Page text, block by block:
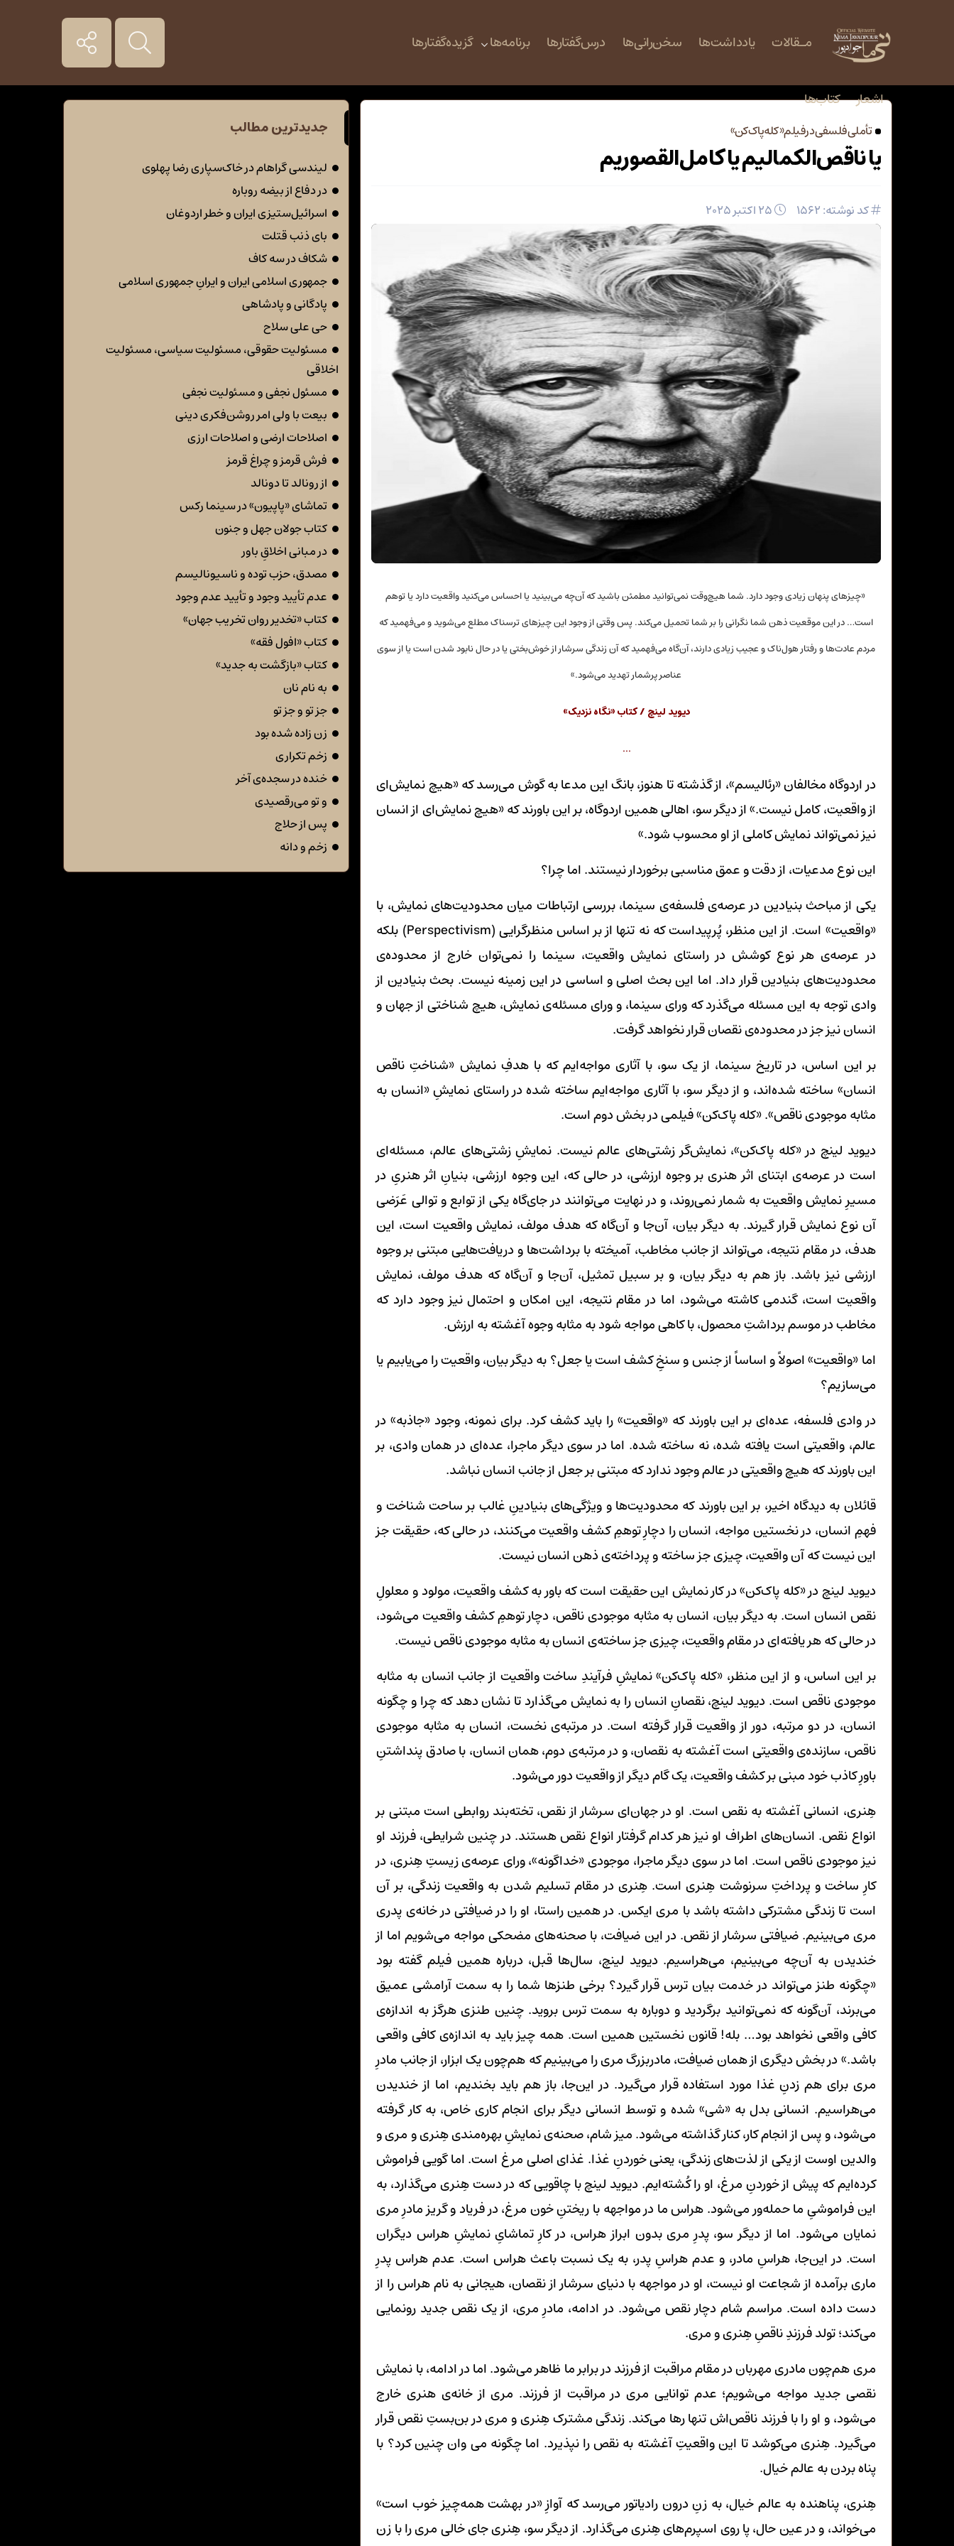
مـقالات یادداشت‌ها ‌سخن‌رانی‌ها درس‌گفتارها برنامه‌ها گزیده‌گفتارها
اشعار کتاب‌ها
تأملی فلسفی در فیلم «کله پاک‌کن»
یا ناقص‌الکمالیم یا کامل‌القصوریم
کد نوشته: 1562
«چیزهای پنهان زیادی وجود دارد. شما هیچ‌وقت نمی‌توانید مطمئن باشید که آن‌چه می‌بینید یا احساس می‌کنید واقعیت دارد یا توهم
است… در این موقعیت ذهن شما نگرانی را بر شما تحمیل می‌کند. پس وقتی از وجود این چیزهای ترسناک مطلع می‌شوید و می‌فهمید که
مردم عادت‌ها و رفتار هول‌ناک و عجیب زیادی دارند، آن‌گاه می‌فهمید که آن زندگی سرشار از خوش‌بختی یا در حال نابود شدن است یا از سوی
عناصر پرشمار تهدید می‌شود.»
دیوید لینچ / کتاب «نگاه نزدیک»
…
در اردوگاه مخالفان «رئالیسم»، از گذشته تا هنوز، بانگ این مدعا به گوش می‌رسد که «هیچ نمایش‌ای
از واقعیت، کامل نیست.» از دیگر سو، اهالی همین اردوگاه، بر این باورند که «هیچ نمایش‌ای از انسان
نیز نمی‌تواند نمایش کاملی از او محسوب شود.»
این نوع مدعیات، از دقت و عمق مناسبی برخوردار نیستند. اما چرا؟
یکی از مباحث بنیادین در عرصه‌ی فلسفه‌ی سینما، بررسی ارتباطات میان محدودیت‌های نمایش، با
«واقعیت» است. از این منظر، پُرپیداست که نه تنها از بر اساس منظرگرایی (Perspectivism) بلکه
در عرصه‌ی هر نوع کوشش در راستای نمایش واقعیت، سینما را نمی‌توان خارج از محدوده‌ی
محدودیت‌های بنیادین قرار داد. اما این بحث اصلی و اساسی در این زمینه نیست. بحث بنیادین از
وادی توجه به این مسئله می‌گذرد که ورای سینما، و ورای مسئله‌ی نمایش، هیچ شناختی از جهان و
انسان نیز جز در محدوده‌ی نقصان قرار نخواهد گرفت.
بر این اساس، در تاریخ سینما، از یک سو، با آثاری مواجه‌ایم که با هدفِ نمایش «شناختِ ناقص
انسان» ساخته شده‌اند، و از دیگر سو، با آثاری مواجه‌ایم ساخته شده در راستای نمایشِ «انسان به
مثابه موجودی ناقص». «کله پاک‌کن» فیلمی در بخش دوم است.
دیوید لینچ در «کله پاک‌کن»، نمایش‌گر زشتی‌های عالم نیست. نمایشِ زشتی‌های عالم، مسئله‌ای
است در عرصه‌ی ابتنای اثر هنری بر وجوه ارزشی، در حالی که، این وجوه ارزشی، بنیانِ اثر هنریِ در
مسیرِ نمایش واقعیت به شمار نمی‌روند، و در نهایت می‌توانند در جای‌گاه یکی از توابع و توالی عَرَضی
آن نوع نمایش قرار گیرند. به دیگر بیان، آن‌جا و آن‌گاه که هدف مولف، نمایش واقعیت است، این
هدف، در مقام نتیجه، می‌تواند از جانب مخاطب، آمیخته با برداشت‌ها و دریافت‌هایی مبتنی بر وجوه
ارزشی نیز باشد. باز هم به دیگر بیان، و بر سبیل تمثیل، آن‌جا و آن‌گاه که هدف مولف، نمایش
واقعیت است، گندمی کاشته می‌شود، اما در مقام نتیجه، این امکان و احتمال نیز وجود دارد که
مخاطب در موسم برداشتِ محصول، با کاهی مواجه شود به مثابه وجوه آغشته به ارزش.
اما «واقعیت» اصولاً و اساساً از جنس و سنخِ کشف است یا جعل؟ به دیگر بیان، واقعیت را می‌یابیم یا
می‌سازیم؟
در وادی فلسفه، عده‌ای بر این باورند که «واقعیت» را باید کشف کرد. برای نمونه، وجود «جاذبه» در
عالم، واقعیتی است یافته شده، نه ساخته شده. اما در سوی دیگر ماجرا، عده‌ای در همان وادی، بر
این باورند که هیچ واقعیتی در عالم وجود ندارد که مبتنی بر جعل از جانب انسان نباشد.
قائلان به دیدگاه اخیر، بر این باورند که محدودیت‌ها و ویژگی‌های بنیادینِ غالب بر ساحت شناخت و
فهمِ انسان، در نخستین مواجه، انسان را دچارِ توهمِ کشف واقعیت می‌کنند، در حالی که، حقیقت جز
این نیست که آن واقعیت، چیزی جز ساخته و پرداخته‌ی ذهن انسان نیست.
دیوید لینچ در «کله پاک‌کن» در کار نمایش این حقیقت است که باور به کشف واقعیت، مولود و معلولِ
نقص انسان است. به دیگر بیان، انسان به مثابه موجودی ناقص، دچار توهمِ کشف واقعیت می‌شود،
در حالی که هر یافته‌ای در مقام واقعیت، چیزی جز ساخته‌ی انسان به مثابه موجودی ناقص نیست.
بر این اساس، و از این منظر، «کله پاک‌کن» نمایشِ فرآیندِ ساخت واقعیت از جانب انسان به مثابه
موجودی ناقص است. دیوید لینچ، نقصانِ انسان را به نمایش می‌گذارد تا نشان دهد که چرا و چگونه
انسان، در دو مرتبه، دور از واقعیت قرار گرفته است. در مرتبه‌ی نخست، انسان به مثابه موجودی
ناقص، سازنده‌ی واقعیتی است آغشته به نقصان، و در مرتبه‌ی دوم، همان انسان، با صادق پنداشتنِ
باورِ کاذب خود مبنی بر کشف واقعیت، یک گام دیگر از واقعیت دور می‌شود.
هِنری، انسانی آغشته به نقص است. او در جهان‌ای سرشار از نقص، تخته‌بند روابطی است مبتنی بر
انواع نقص. انسان‌های اطراف او نیز هر کدام گرفتار انواع نقص هستند. در چنین شرایطی، فرزند او
نیز موجودی ناقص است. اما در سوی دیگر ماجرا، موجودی «خداگونه»، ورای عرصه‌ی زیستِ هِنری، در
کارِ ساخت و پرداختِ سرنوشت هِنری است. هِنری در مقام تسلیم شدن به واقعیت زندگی، بر آن
است تا زندگی مشترکی داشته باشد با مری ایکس. در همین راستا، او را در ضیافتی در خانه‌ی پدری
مری می‌بینیم. ضیافتی سرشار از نقص. در این ضیافت، با صحنه‌های مضحکی مواجه می‌شویم اما از
خندیدن به آن‌چه می‌بینیم، می‌هراسیم. دیوید لینچ، سال‌ها قبل، درباره همین فیلم گفته بود
«چگونه طنز می‌تواند در خدمت بیان ترس قرار گیرد؟ برخی طنزها شما را به سمت آرامشی عمیق
می‌برند، آن‌گونه که نمی‌توانید برگردید و دوباره به سمت ترس بروید. چنین طنزی هرگز به اندازه‌ی
کافی واقعی نخواهد بود… بله! قانون نخستین همین است. همه چیز باید به اندازه‌ی کافی واقعی
باشد.» در بخش دیگری از همان ضیافت، مادربزرگ مری را می‌بینیم که هم‌چون یک ابزار، از جانب مادرِ
مری برای هم زدنِ غذا مورد استفاده قرار می‌گیرد. در این‌جا، باز هم باید بخندیم، اما از خندیدن
می‌هراسیم. انسانی بدل به «شی» شده و توسط انسانی دیگر برای انجام کاری خاص، به کار گرفته
می‌شود، و پس از انجام کار، کنار گذاشته می‌شود. میز شام، صحنه‌ی نمایشِ بهره‌مندی هِنری و مری و
والدین اوست از یکی از لذت‌های زندگی، یعنی خوردنِ غذا. غذای اصلی مرغ است. اما گویی فراموش
کرده‌ایم که پیش از خوردنِ مرغ، او را کُشته‌ایم. دیوید لینچ با چاقویی که در دست هِنری می‌گذارد، به
این فراموشیِ ما حمله‌ور می‌شود. هراس ما در مواجهه با ریختنِ خون مرغ، در فریاد و گریز مادرِ مری
نمایان می‌شود. اما از دیگر سو، پدرِ مری بدون ابراز هراس، در کارِ تماشایِ نمایشِ هراس دیگران
است. در این‌جا، هراسِ مادر، و عدم هراسِ پدر، به یک نسبت باعث هراس است. عدم هراس پدرِ
ماری برآمده از شجاعت او نیست، او در مواجهه با دنیای سرشار از نقصان، هیجانی به نام هراس را از
دست داده است. مراسم شام دچار نقص می‌شود. در ادامه، مادرِ مری، از یک نقص جدید رونمایی
می‌کند؛ تولد فرزندِ ناقصِ هِنری و مری.
مری هم‌چون مادری مهربان در مقام مراقبت از فرزند در برابر ما ظاهر می‌شود. اما در ادامه، با نمایش
نقصی جدید مواجه می‌شویم؛ عدم توانایی مری در مراقبت از فرزند. مری از خانه‌ی هنری خارج
می‌شود، و او را با فرزند ناقص‌اش تنها رها می‌کند. زندگی مشترک هِنری و مری در بن‌بستِ نقص قرار
می‌گیرد. هِنری می‌کوشد تا این واقعیتِ آغشته به نقص را نپذیرد. اما چگونه می ‌وان چنین کرد؟ با
پناه بردن به عالم خیال.
هِنری، پناهنده به عالم خیال، به زنِ درون رادیاتور می‌رسد که آوازِ «در بهشت همه‌چیز خوب است»
می‌خواند، و در عین حال، پا روی اسپرم‌های هِنری می‌گذارد. از دیگر سو، هِنری جای خالی مری را با زن
جدیدترین مطالب
لیندسی گراهام در خاک‌سپاری رضا پهلوی
در دفاع از بیضه روباره
اسرائیل‌ستیزی ایران و خطر اردوغان
بای ذنب قتلت
شکاف در سه کاف
جمهوری اسلامی ایران و ایرانِ جمهوری اسلامی
پادگانی و پادشاهی
حی علی سلاح
مسئولیت حقوقی، مسئولیت سیاسی، مسئولیت
اخلاقی
مسئول نجفی و مسئولیت نجفی
بیعت با ولی امر روشن‌فکری دینی
اصلاحات ارضی و اصلاحات ارزی
فرش قرمز و چراغ قرمز
از رونالد تا دونالد
تماشای «پاپیون» در سینما رکس
کتاب جولان جهل و جنون
در مبانی اخلاقِ باور
مصدق، حزب توده و ناسیونالیسم
عدم تأیید وجود و تأیید عدم وجود
کتاب «تخدیر روان تخریب جهان»
کتاب «افول فقه»
کتاب «بازگشت به جدید»
به نام نان
جز تو و جز تو
زن زاده شده بود
زخم تکراری
خنده در سجده‌ی آخر
و تو می‌رقصیدی
پس از حلاج
زخم و دانه